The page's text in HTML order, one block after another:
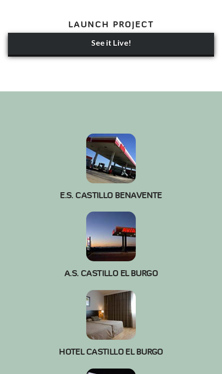
LAUNCH PROJECT
See it Live!
E.S. CASTILLO BENAVENTE
A.S. CASTILLO EL BURGO
HOTEL CASTILLO EL BURGO